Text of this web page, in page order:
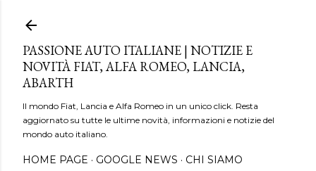
PASSIONE AUTO ITALIANE | NOTIZIE E
NOVITÀ FIAT, ALFA ROMEO, LANCIA,
ABARTH
Il mondo Fiat, Lancia e Alfa Romeo in un unico click. Resta
aggiornato su tutte le ultime novità, informazioni e notizie del
mondo auto italiano.
HOME PAGE GOOGLE NEWS CHI SIAMO